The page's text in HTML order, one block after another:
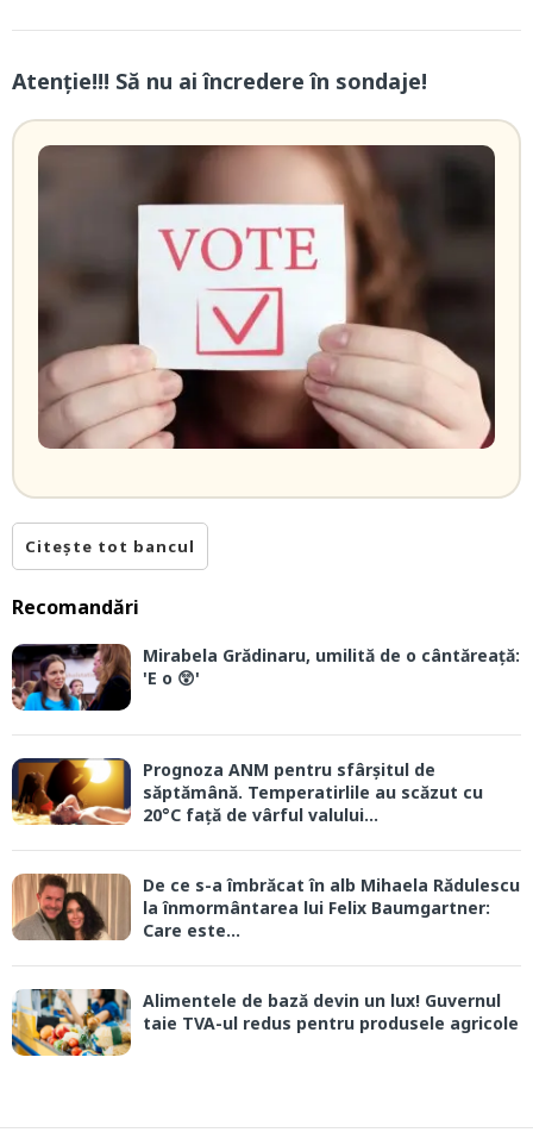
Atenție!!! Să nu ai încredere în sondaje!
Citește tot bancul
Recomandări
Mirabela Grădinaru, umilită de o cântăreață:
'E o 😲'
Prognoza ANM pentru sfârșitul de
săptămână. Temperatirlile au scăzut cu
20°C față de vârful valului...
De ce s-a îmbrăcat în alb Mihaela Rădulescu
la înmormântarea lui Felix Baumgartner:
Care este...
Alimentele de bază devin un lux! Guvernul
taie TVA-ul redus pentru produsele agricole